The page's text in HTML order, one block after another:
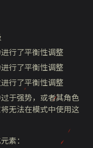
行了平衡性调整
行了平衡性调整
行了平衡性调整
于强势，或者其角色
无法在模式中使用这
素：